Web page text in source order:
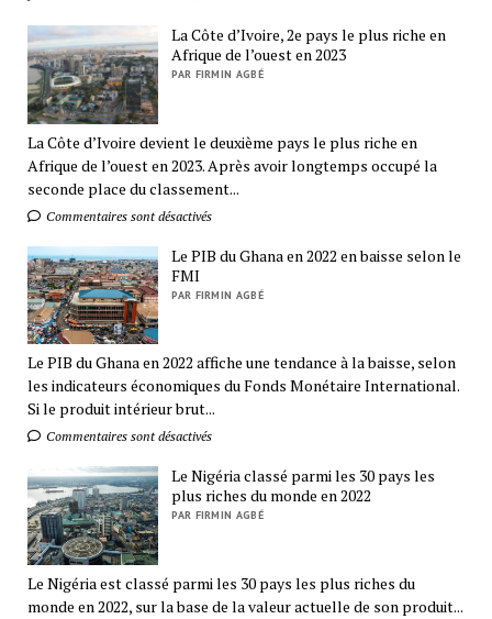
La Côte d’Ivoire, 2e pays le plus riche en
Afrique de l’ouest en 2023
PAR FIRMIN AGBÉ
La Côte d’Ivoire devient le deuxième pays le plus riche en
Afrique de l’ouest en 2023. Après avoir longtemps occupé la
seconde place du classement...
Commentaires sont désactivés
Le PIB du Ghana en 2022 en baisse selon le
FMI
PAR FIRMIN AGBÉ
Le PIB du Ghana en 2022 affiche une tendance à la baisse, selon
les indicateurs économiques du Fonds Monétaire International.
Si le produit intérieur brut...
Commentaires sont désactivés
Le Nigéria classé parmi les 30 pays les
plus riches du monde en 2022
PAR FIRMIN AGBÉ
Le Nigéria est classé parmi les 30 pays les plus riches du
monde en 2022, sur la base de la valeur actuelle de son produit...